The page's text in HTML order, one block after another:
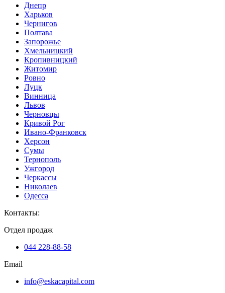
Днепр
Харьков
Чернигов
Полтава
Запорожье
Хмельницкий
Кропивницкий
Житомир
Ровно
Луцк
Винница
Львов
Черновцы
Кривой Рог
Ивано-Франковск
Херсон
Сумы
Тернополь
Ужгород
Черкассы
Николаев
Одесса
Контакты:
Отдел продаж
044 228-88-58
Email
info@eskacapital.com